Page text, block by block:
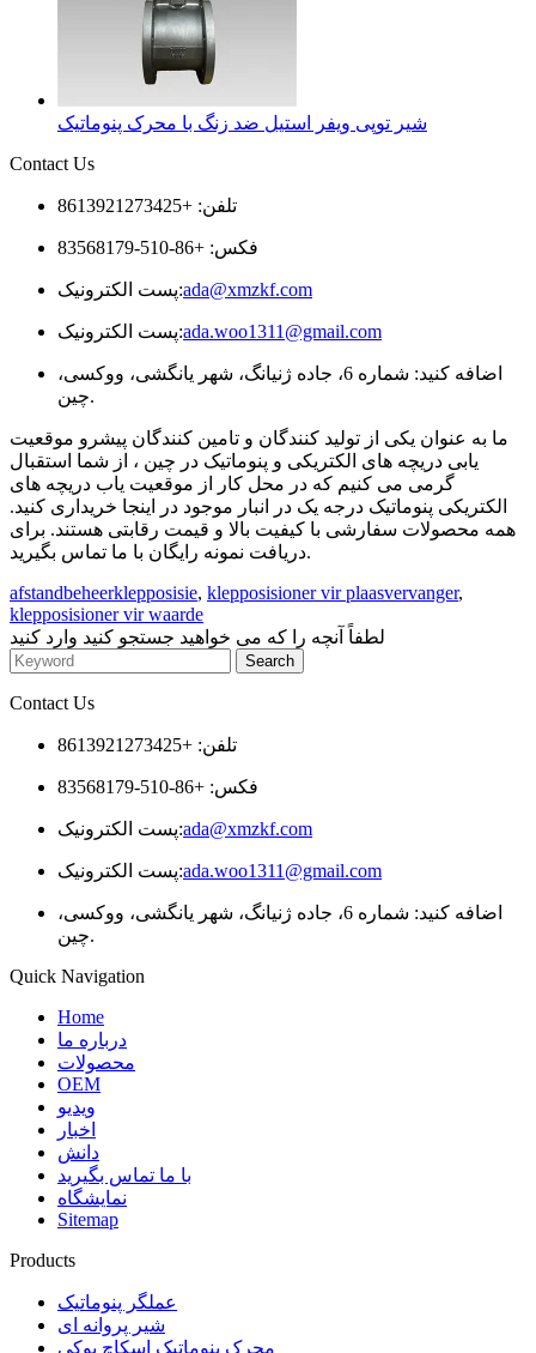
شیر توپی ویفر استیل ضد زنگ با محرک پنوماتیک
Contact Us
تلفن: +8613921273425
فکس: +86-510-83568179
پست الکترونیک:ada@xmzkf.com
پست الکترونیک:ada.woo1311@gmail.com
اضافه کنید: شماره 6، جاده ژنیانگ، شهر یانگشی، ووکسی،
چین.
ما به عنوان یکی از تولید کنندگان و تامین کنندگان پیشرو موقعیت
یابی دریچه های الکتریکی و پنوماتیک در چین ، از شما استقبال
گرمی می کنیم که در محل کار از موقعیت یاب دریچه های
الکتریکی پنوماتیک درجه یک در انبار موجود در اینجا خریداری کنید.
همه محصولات سفارشی با کیفیت بالا و قیمت رقابتی هستند. برای
دریافت نمونه رایگان با ما تماس بگیرید.
afstandbeheerklepposisie, klepposisioner vir plaasvervanger,
klepposisioner vir waarde
لطفاً آنچه را که می خواهید جستجو کنید وارد کنید
Contact Us
تلفن: +8613921273425
فکس: +86-510-83568179
پست الکترونیک:ada@xmzkf.com
پست الکترونیک:ada.woo1311@gmail.com
اضافه کنید: شماره 6، جاده ژنیانگ، شهر یانگشی، ووکسی،
چین.
Quick Navigation
Home
درباره ما
محصولات
OEM
ویدیو
اخبار
دانش
با ما تماس بگیرید
نمایشگاه
Sitemap
Products
عملگر پنوماتیک
شیر پروانه ای
محرک پنوماتیک اسکاچ یوکی